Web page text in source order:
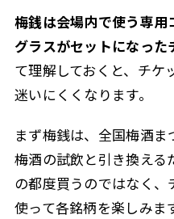
梅銭は会場内で使う専
グラスがセットになった
て理解しておくと、チケ
迷いにくくなります。
まず梅銭は、全国梅酒
梅酒の試飲と引き換える
の都度買うのではなく
使って各銘柄を楽しみま